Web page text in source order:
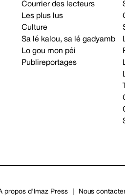
Courrier des lecteurs
Les plus lus
Culture
Sa lé kalou, sa lé gadyamb
Lo gou mon péi
Publireportages
propos d’Imaz Press
Nous